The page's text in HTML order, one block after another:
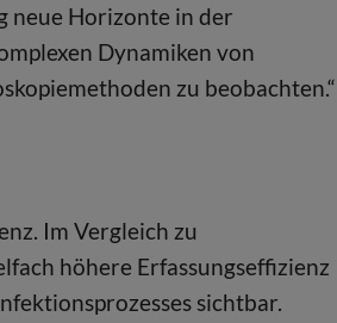
neue Horizonte in der
Dynamiken von
zu beobachten.“
Im Vergleich zu
höhere Erfassungseffizienz
sichtbar.